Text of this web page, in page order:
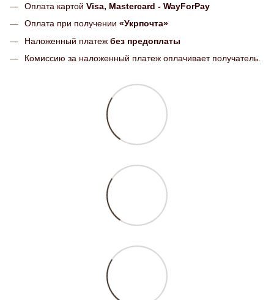
Оплата картой Visa, Mastercard - WayForPay
Оплата при получении «Укрпочта»
Наложенный платеж без предоплаты
Комиссию за наложенный платеж оплачивает получатель.